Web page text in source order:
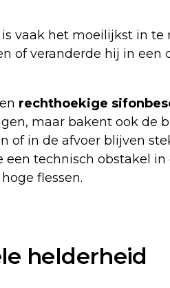
vaak het moeilijkst in te
of veranderde hij in een
rechthoekige
maar bakent ook de
of in de afvoer blijven
technisch obstakel in
flessen.
helderheid